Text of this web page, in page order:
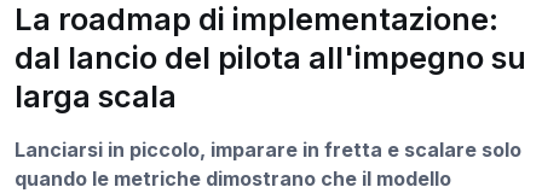
La roadmap di implementazione:
dal lancio del pilota all'impegno su
larga scala
Lanciarsi in piccolo, imparare in fretta e scalare solo
quando le metriche dimostrano che il modello